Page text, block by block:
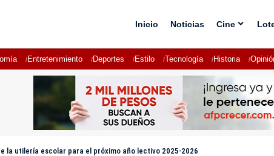
Inicio Noticias Cine
Entretenimiento Deportes Estilo Tecnología Historia
la utilería escolar para el próximo año lectivo 2025-2026